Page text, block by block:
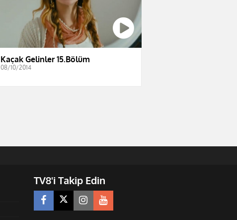
Kaçak Gelinler 15.Bölüm
08/10/2014
TV8'i Takip Edin